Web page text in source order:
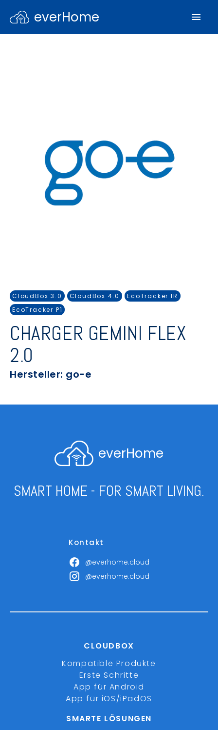
everHome
CloudBox 3.0 CloudBox 4.0
EcoTracker IR
EcoTracker P1
CHARGER GEMINI FLEX
2.0
Hersteller: go-e
everHome
SMART HOME - FOR SMART LIVING.
Kontakt
@everhome.cloud
@everhome.cloud
CLOUDBOX
Kompatible Produkte
Erste Schritte
App für Android
App für iOS/iPadOS
SMARTE LÖSUNGEN